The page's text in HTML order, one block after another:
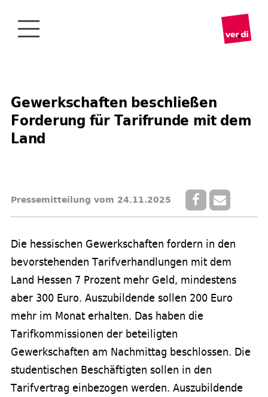
Gewerkschaften beschließen
Forderung für Tarifrunde mit dem
Land
Pressemitteilung vom 24.11.2025
Die hessischen Gewerkschaften fordern in den
bevorstehenden Tarifverhandlungen mit dem
Land Hessen 7 Prozent mehr Geld, mindestens
aber 300 Euro. Auszubildende sollen 200 Euro
mehr im Monat erhalten. Das haben die
Tarifkommissionen der beteiligten
Gewerkschaften am Nachmittag beschlossen. Die
studentischen Beschäftigten sollen in den
Tarifvertrag einbezogen werden. Auszubildende